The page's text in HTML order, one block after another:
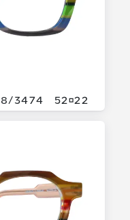
8/3474 5222